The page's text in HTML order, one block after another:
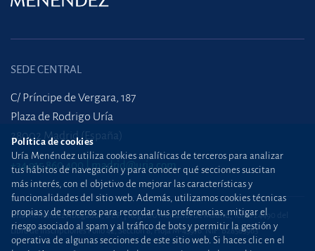
SEDE CENTRAL
C/ Príncipe de Vergara, 187
Plaza de Rodrigo Uría
28002 Madrid (España)
+34 915 860 400 madrid@uria.com
Uría Menéndez Abogados, S.L.P. | Registro Mercantil de Madrid, Tomo 24490 del
Libro de Inscripciones Folio 42, Sección 8, Hoja M-43976. NIF: B28563963
Política de cookies
Uría Menéndez utiliza cookies analíticas de terceros para analizar
tus hábitos de navegación y para conocer qué secciones suscitan
más interés, con el objetivo de mejorar las características y
funcionalidades del sitio web. Además, utilizamos cookies técnicas
propias y de terceros para recordar tus preferencias, mitigar el
riesgo asociado al spam y al tráfico de bots y permitir la gestión y
operativa de algunas secciones de este sitio web. Si haces clic en el